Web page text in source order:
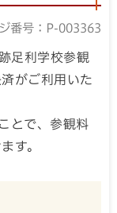
番号：P-003363
足利学校参観
がご利用いた
とで、参観料
す。